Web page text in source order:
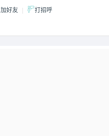
加好友 打招呼